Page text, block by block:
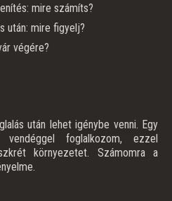
mire számíts?
után: mire figyelj?
végére?
után lehet igénybe venni. Egy
foglalkozom, ezzel
környezetet. Számomra a